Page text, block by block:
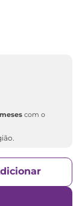
com o